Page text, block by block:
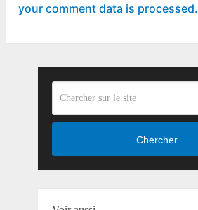
your comment data is processed.
Chercher